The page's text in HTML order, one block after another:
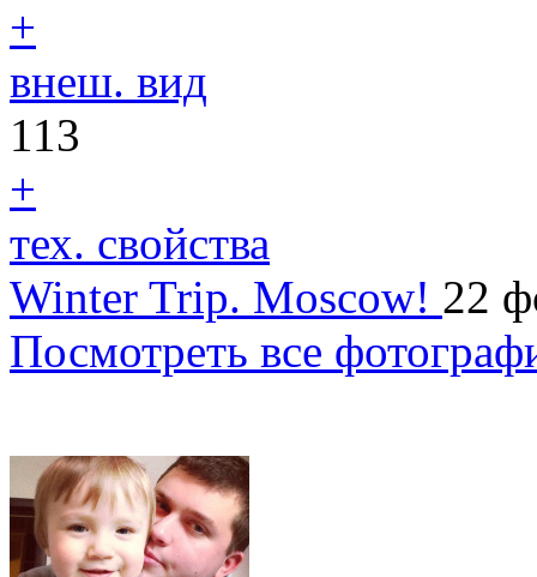
+
внеш. вид
113
+
тех. свойства
Winter Trip. Moscow! 22
Посмотреть все